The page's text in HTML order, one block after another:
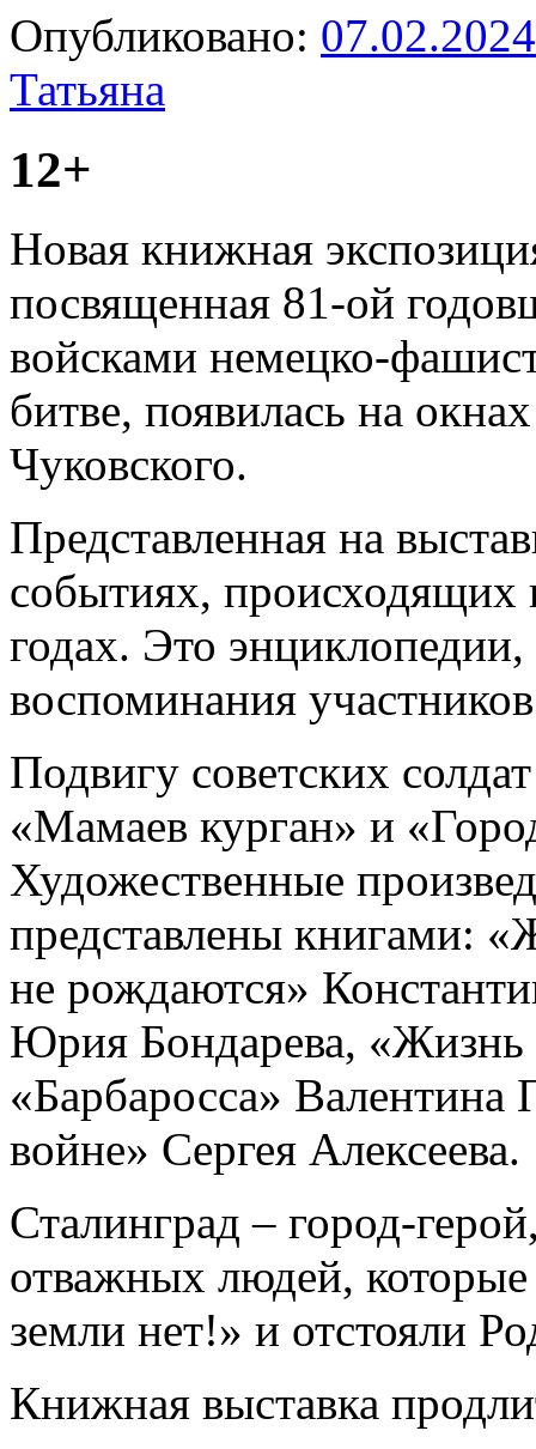
Опубликовано: 07.02.2024
Татьяна
12+
Новая книжная
посвященная 81-ой
войсками немецко-
битве, появилась на
Чуковского.
Представленная на
событиях, происходящих
годах. Это
воспоминания
Подвигу советских
«Мамаев курган» и
Художественные
представлены книгами:
не рождаются»
Юрия Бондарева, «Жизнь
«Барбаросса» Валентина
войне» Сергея Алексеева.
Сталинград – город-
отважных людей, которые
земли нет!» и отстояли
Книжная выставка